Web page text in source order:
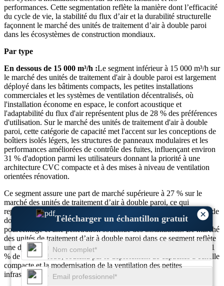
×
Télécharger un échantillon gratuit
performances. Cette segmentation reflète la manière dont l’efficacité
du cycle de vie, la stabilité du flux d’air et la durabilité structurelle
façonnent le marché des unités de traitement d’air à double paroi
dans les écosystèmes de construction mondiaux.
Par type
En dessous de 15 000 m³/h :Le segment inférieur à 15 000 m³/h sur
le marché des unités de traitement d'air à double paroi est largement
déployé dans les bâtiments compacts, les petites installations
commerciales et les systèmes de ventilation décentralisés, où
l'installation économe en espace, le confort acoustique et
l'adaptabilité du flux d'air représentent plus de 28 % des préférences
d'utilisation. Sur le marché des unités de traitement d'air à double
paroi, cette catégorie de capacité met l'accent sur les conceptions de
boîtiers isolés légers, les structures de panneaux modulaires et les
performances améliorées de contrôle des fuites, influençant environ
31 % d'adoption parmi les utilisateurs donnant la priorité à une
architecture CVC compacte et à des mises à niveau de ventilation
orientées rénovation.
Ce segment assure une part de marché supérieure à 27 % sur le
marché des unités de traitement d’air à double paroi, ce qui
représente une valeur marchande estimée à environ 2,00 milliards de
dollars, avec des améliorations d’efficacité basées sur un
pourcentage et une pénétration soutenue des installations. Le marché
des unités de traitement d’air à double paroi dans ce segment reflète
une dynamique d’adoption constante avec un TCAC d’environ 6,1
% de 2026 à 2035, soutenu par le déploiement de capacités à échelle
compacte et la modernisation de la ventilation des petites
infrastructures.